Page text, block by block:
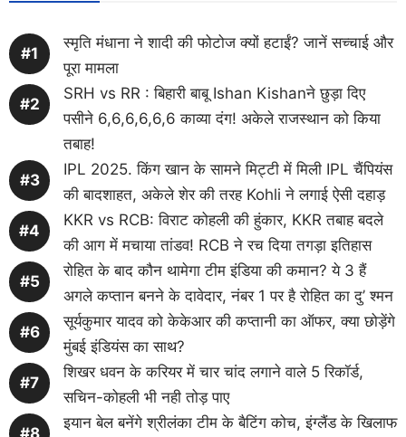
स्मृति मंधाना ने शादी की फोटोज क्यों हटाईं? जानें सच्चाई और
पूरा मामला
SRH vs RR : बिहारी बाबू Ishan Kishanने छुड़ा दिए
पसीने 6,6,6,6,6,6 काव्या दंग! अकेले राजस्थान को किया
तबाह!
IPL 2025. किंग खान के सामने मिट्टी में मिली IPL चैंपियंस
की बादशाहत, अकेले शेर की तरह Kohli ने लगाई ऐसी दहाड़
KKR vs RCB: विराट कोहली की हुंकार, KKR तबाह बदले
की आग में मचाया तांडव! RCB ने रच दिया तगड़ा इतिहास
रोहित के बाद कौन थामेगा टीम इंडिया की कमान? ये 3 हैं
अगले कप्तान बनने के दावेदार, नंबर 1 पर है रोहित का दु’ श्मन
सूर्यकुमार यादव को केकेआर की कप्तानी का ऑफर, क्या छोड़ेंगे
मुंबई इंडियंस का साथ?
शिखर धवन के करियर में चार चांद लगाने वाले 5 रिकॉर्ड,
सचिन-कोहली भी नही तोड़ पाए
इयान बेल बनेंगे श्रीलंका टीम के बैटिंग कोच, इंग्लैंड के खिलाफ